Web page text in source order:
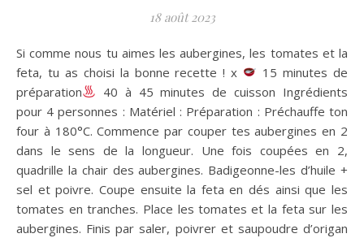
18 août 2023
Si comme nous tu aimes les aubergines, les tomates et la
feta, tu as choisi la bonne recette ! x
15 minutes de
préparation
40 à 45 minutes de cuisson Ingrédients
pour 4 personnes : Matériel : Préparation : Préchauffe ton
four à 180°C. Commence par couper tes aubergines en 2
dans le sens de la longueur. Une fois coupées en 2,
quadrille la chair des aubergines. Badigeonne-les d’huile +
sel et poivre. Coupe ensuite la feta en dés ainsi que les
tomates en tranches. Place les tomates et la feta sur les
aubergines. Finis par saler, poivrer et saupoudre d’origan